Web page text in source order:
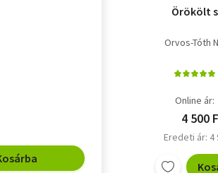
Örökölt
Orvos-Tóth
Online ár:
4 500
Eredeti ár: 4